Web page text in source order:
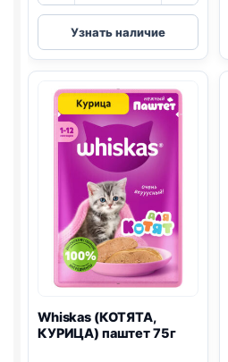
Whiskas
(ИНДЕЙКА)
75г
Узнать наличие
Whiskas (КОТЯТА,
КУРИЦА) паштет 75г